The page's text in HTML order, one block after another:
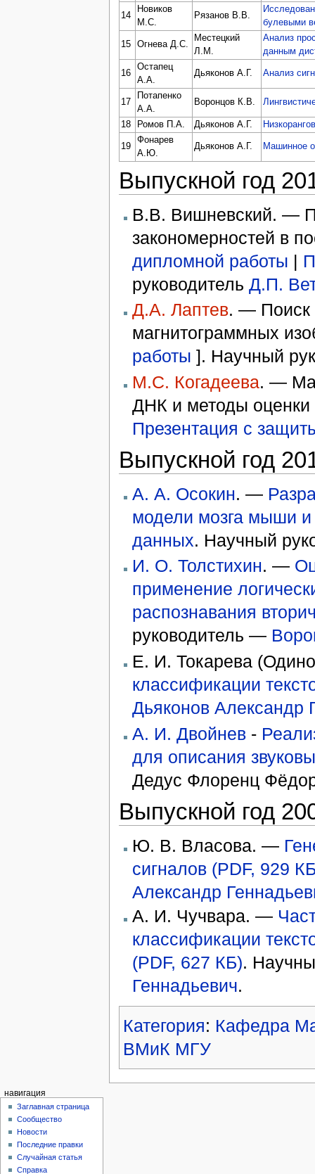
14
Новиков
М.С.
Рязанов В.В.
булевыми
15 Огнева Д.С.
Местецкий
Л.М.
Анализ
данным
16
Остапец
А.А.
Дьяконов А.Г. Анализ
17
Потапенко
А.А.
Воронцов К.В.
18 Ромов П.А. Дьяконов А.Г.
19
Фонарев
А.Ю.
Дьяконов А.Г. Машинное
Выпускной год
В.В. Вишневский. —
закономерностей в
дипломной работы |
руководитель Д.П.
Д.А. Лаптев. — Поиск
магнитограммных
работы ]. Научный
М.С. Когадеева. —
ДНК и методы
Презентация с
Выпускной год
А. А. Осокин. —
модели мозга мыши и
данных. Научный
И. О. Толстихин. —
применение
распознавания
руководитель —
Е. И. Токарева
классификации
Дьяконов Александр
А. И. Двойнев-
для описания
Дедус Флоренц
Выпускной год
Ю. В. Власова. —
сигналов (PDF, 929
Александр
А. И. Чучвара. —
классификации
(PDF, 627 КБ).
Геннадьевич.
Категория: Кафедра
ВМиК МГУ
навигация
Заглавная страница
Сообщество
Новости
Последние правки
Случайная статья
Справка